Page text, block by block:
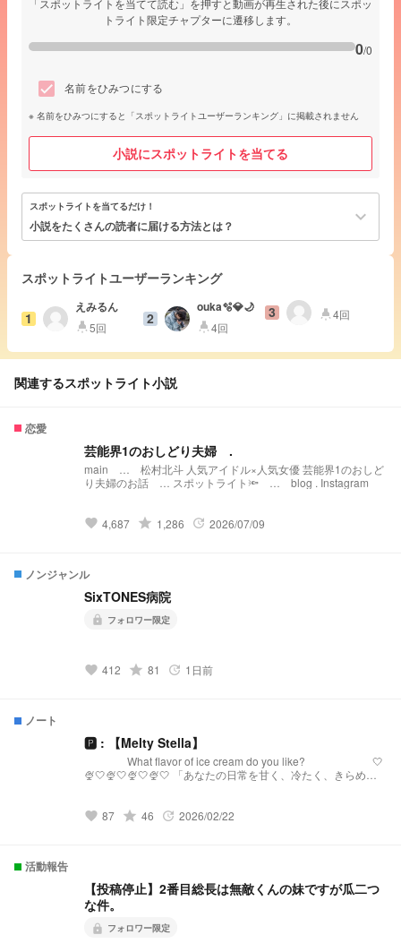
トライト限定チャプターに遷移します。
0/0
名前をひみつにする
名前をひみつにすると「スポットライトユーザーランキング」に掲載されません
小説にスポットライトを当てる
スポットライトを当てるだけ！
小説をたくさんの読者に届ける方法とは？ keyboard_arrow_down
スポットライトユーザーランキング
1
えみるん
highlight5回 2
ouka🫧💎🌙
highlight4回
3 highlight4回
関連するスポットライト小説
恋愛
芸能界1のおしどり夫婦 .
main … 松村北斗 人気アイドル×人気女優 芸能界1のおしど
り夫婦のお話 … スポットライト🔦 … blog . Instagram
favorite 4,687 grade 1,286 update 2026/07/09
ノンジャンル
SixTONES病院
lock フォロワー限定
favorite 412 grade 81 update 1日前
ノート
🅿︎ : 【Melty Stella】
What flavor of ice cream do you like? 🤍
🍨🤍🍨🤍🍨🤍🍨🤍 「あなたの日常を甘く、冷たく、きらめか
届けるプリチューバ事務所です。 略称:メルステ 事務
favorite 87 grade 46 update 2026/02/22
活動報告
【投稿停止】2番目総長は無敵くんの妹ですが瓜二つ
な件。
lock フォロワー限定